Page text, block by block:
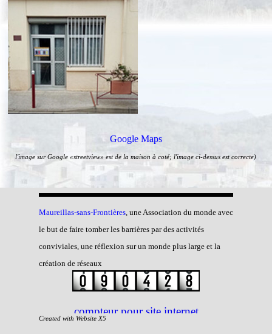
Google Maps
l'image sur Google «streetview» est de la maison à coté; l'image ci-dessus est correcte)
Maureillas-sans-Frontières , une Association du monde avec
le but de faire tomber les barrières par des activités
conviviales, une réflexion sur un monde plus large et la
création de réseaux
compteur pour site internet
Created with Website X5